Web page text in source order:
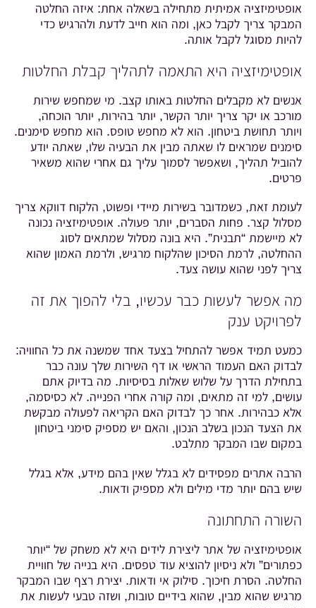
אופטימיזציה אמיתית מתחילה בשאלה אחת: איזה החלטה
המבקר צריך לקבל כאן, ומה הוא חייב לדעת ולהרגיש כדי
להיות מסוגל לקבל אותה.
אופטימיזציה היא התאמה לתהליך קבלת החלטות
אנשים לא מקבלים החלטות באותו קצב. מי שמחפש שירות
מורכב או יקר צריך יותר הקשר, יותר בהירות, יותר הוכחה,
ויותר תחושת ביטחון. הוא לא מחפש טופס. הוא מחפש סימנים.
סימנים שמראים לו שאתה מבין את הבעיה שלו, שאתה יודע
להוביל תהליך, ושאפשר לסמוך עליך גם אחרי שהוא משאיר
פרטים.
לעומת זאת, כשמדובר בשירות מיידי ופשוט, הלקוח דווקא צריך
מסלול קצר. פחות הסברים, יותר פעולה. אופטימיזציה נכונה
לא מיישמת “תבנית”. היא בונה מסלול שמתאים לסוג
ההחלטה, לרמת הסיכון שהלקוח מרגיש, ולרמת האמון שהוא
צריך לפני שהוא עושה צעד.
מה אפשר לעשות כבר עכשיו, בלי להפוך את זה
לפרויקט ענק
כמעט תמיד אפשר להתחיל בצעד אחד שמשנה את כל החוויה:
לבדוק האם העמוד הראשי או דף השירות שלך עונה כבר
בתחילת הדרך על שלוש שאלות בסיסיות. מה בדיוק אתם
עושים, למי זה מתאים, ומה קורה אחרי הפנייה. לא כסיסמה,
אלא כבהירות. אחר כך לבדוק האם הקריאה לפעולה מבקשת
את הצעד הנכון בשלב הנכון, והאם יש מספיק סימני ביטחון
במקום שבו המבקר מתלבט.
הרבה אתרים מפסידים לא בגלל שאין בהם מידע, אלא בגלל
שיש בהם יותר מדי מילים ולא מספיק ודאות.
השורה התחתונה
אופטימיזציה של אתר ליצירת לידים היא לא משחק של “יותר
כפתורים” ולא ניסיון להוציא עוד טפסים. היא בנייה של חוויית
החלטה. הסרת חיכוך. סילוק אי ודאות. יצירת רצף שבו המבקר
מרגיש שהוא מבין, שהוא בידיים טובות, ושזה טבעי לעשות את